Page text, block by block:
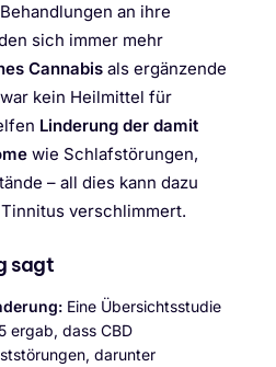
an ihre
sich immer mehr
Cannabis als ergänzende
kein Heilmittel für
Linderung der damit
wie Schlafstörungen,
– all dies kann dazu
verschlimmert.
sagt
Eine Übersichtsstudie
ergab, dass CBD
darunter